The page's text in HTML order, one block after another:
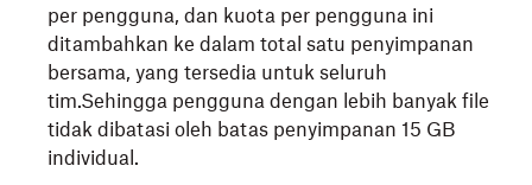
per pengguna, dan kuota per pengguna ini
ditambahkan ke dalam total satu penyimpanan
bersama, yang tersedia untuk seluruh
tim.Sehingga pengguna dengan lebih banyak file
tidak dibatasi oleh batas penyimpanan 15 GB
individual.